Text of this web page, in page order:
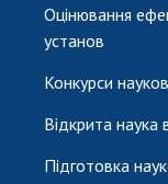
Оцінювання
установ
Конкурси
Відкрита наука
Підготовка